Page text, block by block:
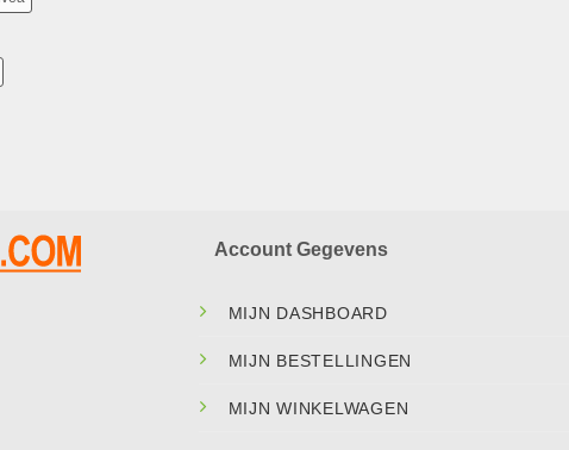
Account Gegevens
MIJN DASHBOARD
MIJN BESTELLINGEN
MIJN WINKELWAGEN